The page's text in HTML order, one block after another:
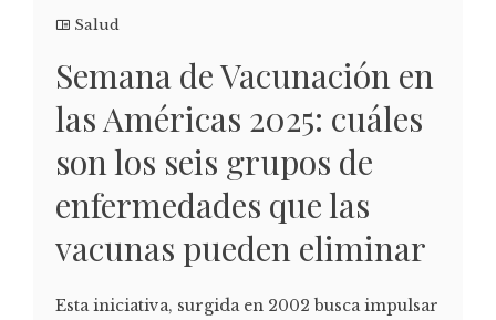
Salud
Semana de Vacunación en
las Américas 2025: cuáles
son los seis grupos de
enfermedades que las
vacunas pueden eliminar
Esta iniciativa, surgida en 2002 busca impulsar